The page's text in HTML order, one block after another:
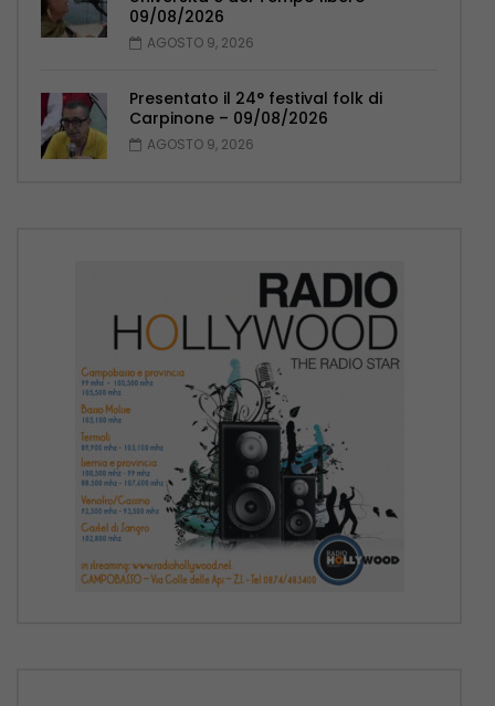
09/08/2026
AGOSTO 9, 2026
Presentato il 24° festival folk di
Carpinone – 09/08/2026
AGOSTO 9, 2026